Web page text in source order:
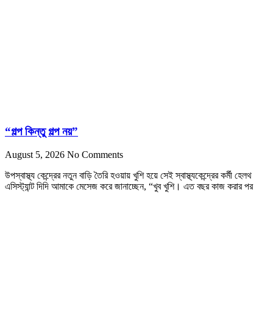
“গল্প কিন্তু গল্প নয়”
August 5, 2026 No Comments
উপস্বাস্থ্য কেন্দ্রের নতুন বাড়ি তৈরি হওয়ায় খুশি হয়ে সেই স্বাস্থ্যকেন্দ্রের কর্মী হেলথ
এসিস্ট্যান্ট দিদি আমাকে মেসেজ করে জানাচ্ছেন, “খুব খুশি। এত বছর কাজ করার পর